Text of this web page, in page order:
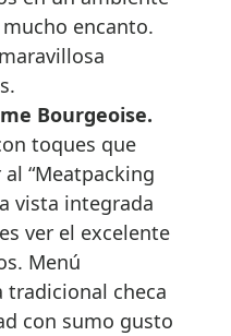
encanto.
Bourgeoise.
toques que
“Meatpacking
vista integrada
ver el excelente
Menú
tradicional checa
con sumo gusto